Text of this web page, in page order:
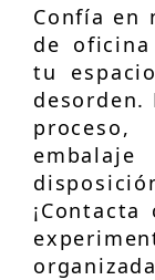
Confía en
de
tu
desorden.